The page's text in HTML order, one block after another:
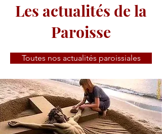
Les actualités de la
Paroisse
Toutes nos actualités paroissiales